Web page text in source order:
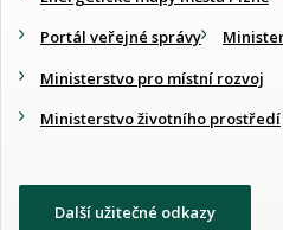
Portál veřejné správy
Ministerstvo pro místní rozvoj
Ministerstvo životního prostředí
Další užitečné odkazy